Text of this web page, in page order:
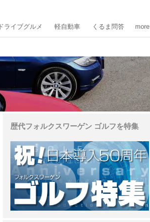
ドライブグルメ 軽自動車 くるま問答 more
歴代フォルクスワーゲン ゴルフを特集